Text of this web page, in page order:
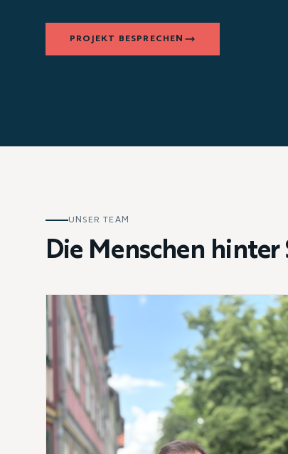
PROJEKT BESPRECHEN
UNSER TEAM
Die Menschen hinter